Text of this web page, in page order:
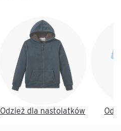
Odzież dla nastolatków